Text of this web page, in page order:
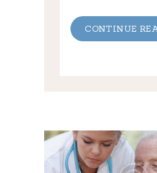
CONTINUE